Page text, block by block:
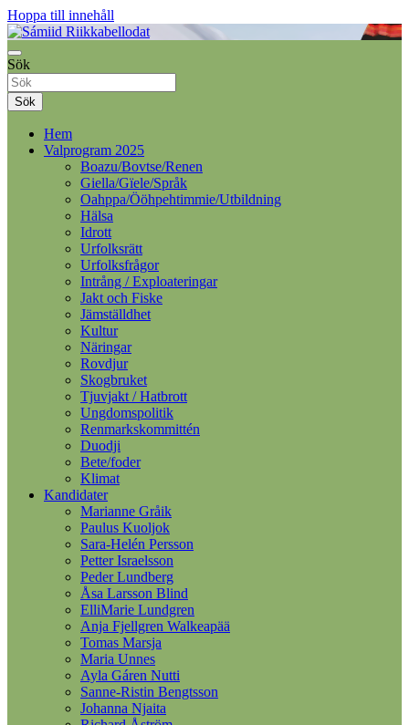
Hoppa till innehåll
Sámiid Riikkabellodat
Samelandspartiet
Sök
Sök
Hem
Valprogram 2025
Boazu/Bovtse/Renen
Giella/Gïele/Språk
Oahppa/Ööhpehtimmie/Utbildning
Hälsa
Idrott
Urfolksrätt
Urfolksfrågor
Intrång / Exploateringar
Jakt och Fiske
Jämställdhet
Kultur
Näringar
Rovdjur
Skogbruket
Tjuvjakt / Hatbrott
Ungdomspolitik
Renmarkskommittén
Duodji
Bete/foder
Klimat
Kandidater
Marianne Gråik
Paulus Kuoljok
Sara-Helén Persson
Petter Israelsson
Peder Lundberg
Åsa Larsson Blind
ElliMarie Lundgren
Anja Fjellgren Walkeapää
Tomas Marsja
Maria Unnes
Ayla Gáren Nutti
Sanne-Ristin Bengtsson
Johanna Njaita